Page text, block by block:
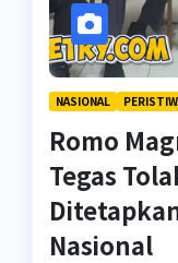
NASIONAL
Romo
Tegas
Nasional